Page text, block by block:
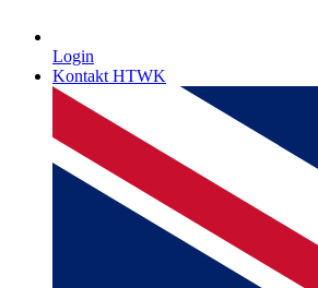
Login
Kontakt HTWK